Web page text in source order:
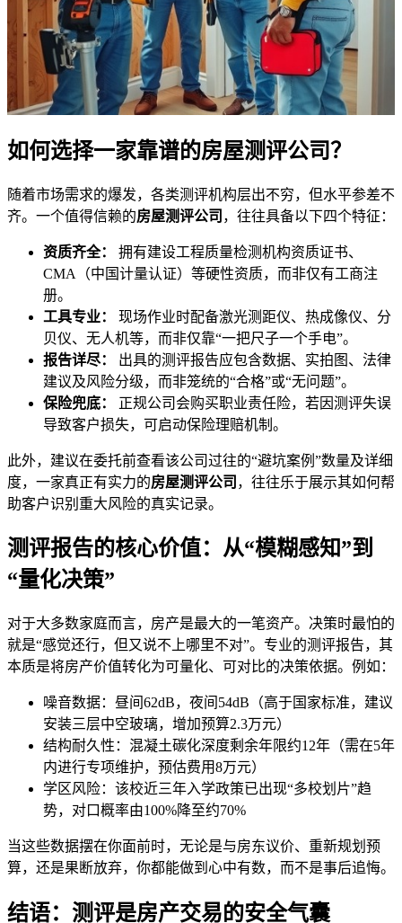
如何选择一家靠谱的房屋测评公司？
随着市场需求的爆发，各类测评机构层出不穷，但水平参差不
齐。一个值得信赖的房屋测评公司 ，往往具备以下四个特征：
资质齐全：
拥有建设工程质量检测机构资质证书、
CMA（中国计量认证）等硬性资质，而非仅有工商注
册。
工具专业：
现场作业时配备激光测距仪、热成像仪、分
贝仪、无人机等，而非仅靠“一把尺子一个手电”。
报告详尽：
出具的测评报告应包含数据、实拍图、法律
建议及风险分级，而非笼统的“合格”或“无问题”。
保险兜底：
正规公司会购买职业责任险，若因测评失误
导致客户损失，可启动保险理赔机制。
此外，建议在委托前查看该公司过往的“避坑案例”数量及详细
度，一家真正有实力的房屋测评公司 ，往往乐于展示其如何帮
助客户识别重大风险的真实记录。
测评报告的核心价值：从“模糊感知”到
“量化决策”
对于大多数家庭而言，房产是最大的一笔资产。决策时最怕的
就是“感觉还行，但又说不上哪里不对”。专业的测评报告，其
本质是将房产价值转化为可量化、可对比的决策依据。例如：
噪音数据：昼间62dB，夜间54dB（高于国家标准，建议
安装三层中空玻璃，增加预算2.3万元）
结构耐久性：混凝土碳化深度剩余年限约12年（需在5年
内进行专项维护，预估费用8万元）
学区风险：该校近三年入学政策已出现“多校划片”趋
势，对口概率由100%降至约70%
当这些数据摆在你面前时，无论是与房东议价、重新规划预
算，还是果断放弃，你都能做到心中有数，而不是事后追悔。
结语：测评是房产交易的安全气囊